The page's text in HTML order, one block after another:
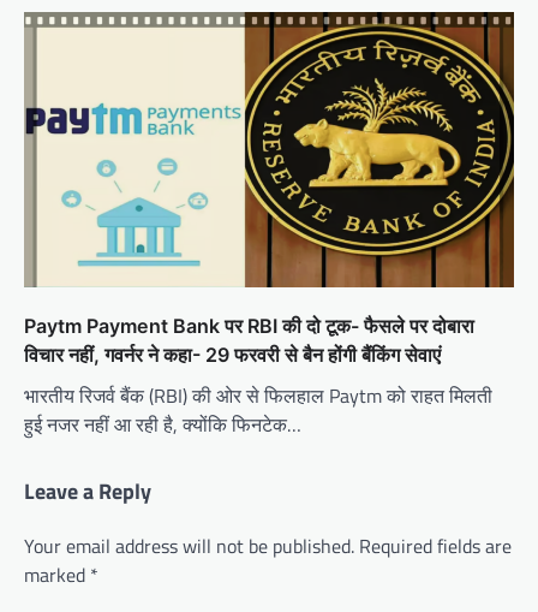
Paytm Payment Bank पर RBI की दो टूक- फैसले पर दोबारा
विचार नहीं, गवर्नर ने कहा- 29 फरवरी से बैन होंगी बैंकिंग सेवाएं
भारतीय रिजर्व बैंक (RBI) की ओर से फिलहाल Paytm को राहत मिलती
हुई नजर नहीं आ रही है, क्योंकि फिनटेक…
Leave a Reply
Your email address will not be published. Required fields are
marked *